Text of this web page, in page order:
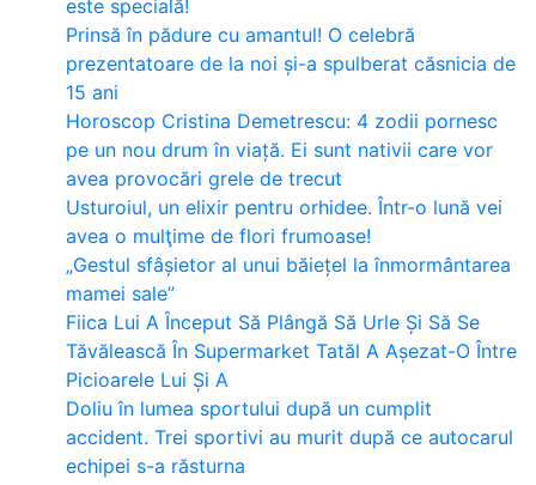
este specială!
Prinsă în pădure cu amantul! O celebră
prezentatoare de la noi și-a spulberat căsnicia de
15 ani
Horoscop Cristina Demetrescu: 4 zodii pornesc
pe un nou drum în viață. Ei sunt nativii care vor
avea provocări grele de trecut
Usturoiul, un elixir pentru orhidee. Într-o lună vei
avea o mulţime de flori frumoase!
„Gestul sfâșietor al unui băiețel la înmormântarea
mamei sale”
Fiica Lui A Început Să Plângă Să Urle Și Să Se
Tăvălească În Supermarket Tatăl A Așezat-O Între
Picioarele Lui Și A
Doliu în lumea sportului după un cumplit
accident. Trei sportivi au murit după ce autocarul
echipei s-a răsturna